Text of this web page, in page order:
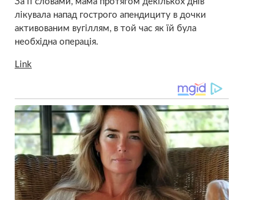
лікувала напад гострого апендициту в дочки
активованим вугіллям, в той час як їй була
необхідна операція.
Link